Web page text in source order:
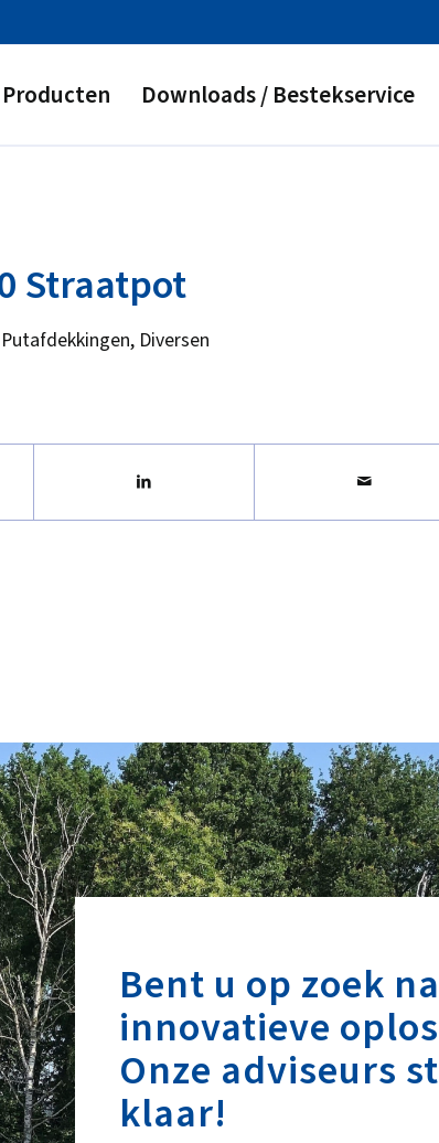
Producten Downloads / Bestekservice
Straatpot
Putafdekkingen, Diversen
Bent u op zoek
innovatieve
Onze adviseurs
klaar!